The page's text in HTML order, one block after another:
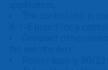
The control unit is
X-Y-E (used for a
Compact
Power supply 90/